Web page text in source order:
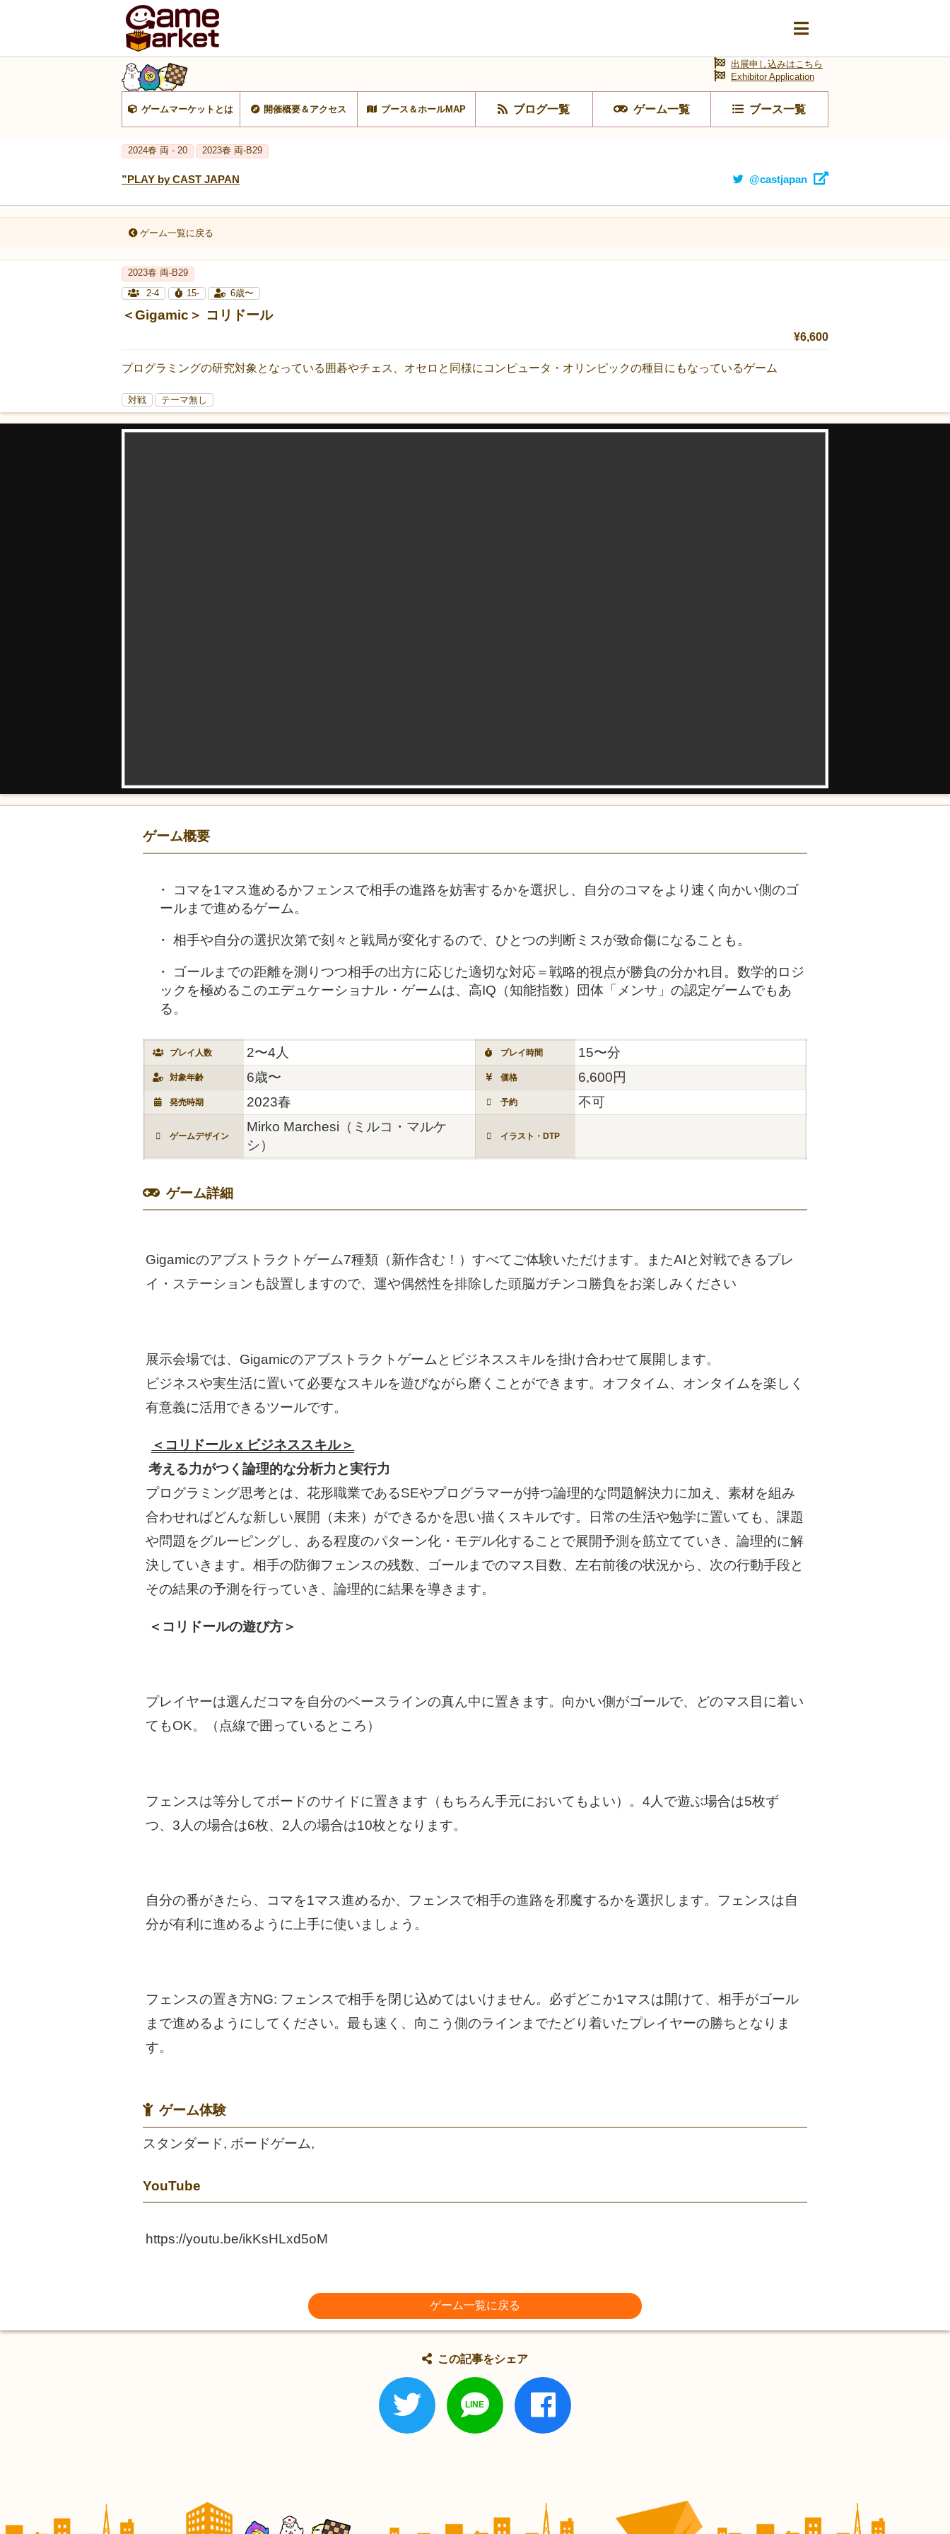
ゲームマーケットとは 開催概要＆アクセス ブース＆ホールMAP ブログ一覧 ゲーム一覧 ブース一覧
出展申し込みはこちら
Exhibitor Application
2024春 両 - 20 2023春 両‐B29
”PLAY by CAST JAPAN @castjapan
ゲーム一覧に戻る
2023春 両‐B29
2-4
15- 6歳〜
＜Gigamic＞ コリドール
¥6,600
プログラミングの研究対象となっている囲碁やチェス、オセロと同様にコンピュータ・オリンピックの種目にもなっているゲーム
対戦 テーマ無し
ゲーム概要
コマを1マス進めるかフェンスで相手の進路を妨害するかを選択し、自分のコマをより速く向かい側のゴ
ールまで進めるゲーム。
相手や自分の選択次第で刻々と戦局が変化するので、ひとつの判断ミスが致命傷になることも。
ゴールまでの距離を測りつつ相手の出方に応じた適切な対応＝戦略的視点が勝負の分かれ目。数学的ロジ
ックを極めるこのエデュケーショナル・ゲームは、高IQ（知能指数）団体「メンサ」の認定ゲームでもあ
る。
プレイ人数 2〜4人 プレイ時間 15〜分
対象年齢 6歳〜 価格 6,600円
発売時期 2023春 予約 不可
ゲームデザイン
Mirko Marchesi（ミルコ・マルケ
シ）
イラスト・DTP
ゲーム詳細
Gigamicのアブストラクトゲーム7種類（新作含む！）すべてご体験いただけます。またAIと対戦できるプレ
イ・ステーションも設置しますので、運や偶然性を排除した頭脳ガチンコ勝負をお楽しみください
展示会場では、Gigamicのアブストラクトゲームとビジネススキルを掛け合わせて展開します。
ビジネスや実生活に置いて必要なスキルを遊びながら磨くことができます。オフタイム、オンタイムを楽しく
有意義に活用できるツールです。
＜コリドール x ビジネススキル＞
考える力がつく論理的な分析力と実行力
プログラミング思考とは、花形職業であるSEやプログラマーが持つ論理的な問題解決力に加え、素材を組み
合わせればどんな新しい展開（未来）ができるかを思い描くスキルです。日常の生活や勉学に置いても、課題
や問題をグルーピングし、ある程度のパターン化・モデル化することで展開予測を筋立てていき、論理的に解
決していきます。相手の防御フェンスの残数、ゴールまでのマス目数、左右前後の状況から、次の行動手段と
その結果の予測を行っていき、論理的に結果を導きます。
＜コリドールの遊び方＞
プレイヤーは選んだコマを自分のベースラインの真ん中に置きます。向かい側がゴールで、どのマス目に着い
てもOK。（点線で囲っているところ）
フェンスは等分してボードのサイドに置きます（もちろん手元においてもよい）。4人で遊ぶ場合は5枚ず
つ、3人の場合は6枚、2人の場合は10枚となります。
自分の番がきたら、コマを1マス進めるか、フェンスで相手の進路を邪魔するかを選択します。フェンスは自
分が有利に進めるように上手に使いましょう。
フェンスの置き方NG: フェンスで相手を閉じ込めてはいけません。必ずどこか1マスは開けて、相手がゴール
まで進めるようにしてください。最も速く、向こう側のラインまでたどり着いたプレイヤーの勝ちとなりま
す。
ゲーム体験
スタンダード, ボードゲーム,
YouTube
https://youtu.be/ikKsHLxd5oM
ゲーム一覧に戻る
この記事をシェア